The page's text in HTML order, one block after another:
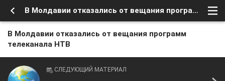
В Молдавии отказались от вещания программ телеканала НТВ
В Молдавии отказались от вещания программ
телеканала НТВ
СЛЕДУЮЩИЙ МАТЕРИАЛ